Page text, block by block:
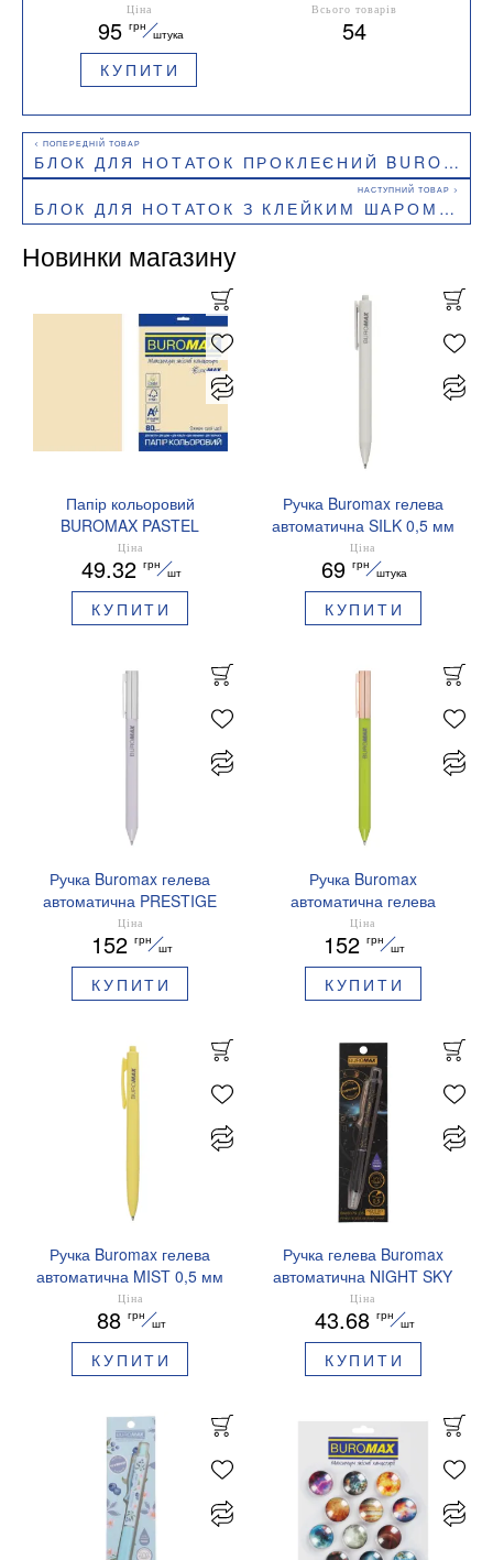
несклеенный BM.2249
Buromax
Ціна
95 грн
штука
КУПИТИ
Всього товарів
54
БЛОК ДЛЯ НОТАТОК ПРОКЛЕЄНИЙ BUROMAX SMILE 70X70 ММ 50 АРКУШІВ BM.2318-08
БЛОК ДЛЯ НОТАТОК З КЛЕЙКИМ ШАРОМ, 75Х75 ММ, 450 АРКУШІВ, НЕОН
Новинки магазину
Папір кольоровий
BUROMAX PASTEL
EUROMAX 20 арк А4 80 г/
мс BM.2721220E-08
Ціна
49.32 грн
шт
КУПИТИ
Ручка Buromax гелева
автоматична SILK 0,5 мм
сині чорнила BM.83100
Ціна
69 грн
штука
КУПИТИ
Ручка Buromax гелева
автоматична PRESTIGE
SILVER 0,5 мм сині
чорнила BM.83102
Ціна
152 грн
шт
КУПИТИ
Ручка Buromax
автоматична гелева
PRESTIGE GOLD 0,5 мм
сині чорнила BM.83101
Ціна
152 грн
шт
КУПИТИ
Ручка Buromax гелева
автоматична MIST 0,5 мм
сині чорнила BM.83103
Ціна
88 грн
шт
КУПИТИ
Ручка гелева Buromax
автоматична NIGHT SKY
ZODIAC 0.5 мм
ароматизований грип синє
чорнило BM.8379-01
Ціна
43.68 грн
шт
КУПИТИ